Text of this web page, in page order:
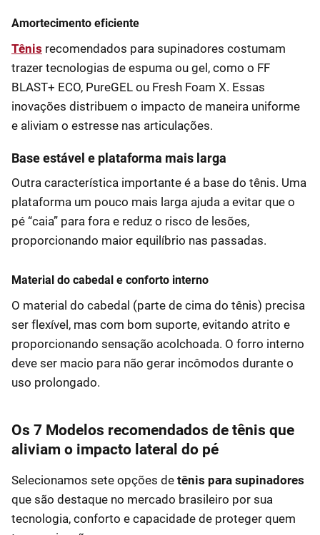
Amortecimento eficiente
Tênis recomendados para supinadores costumam
trazer tecnologias de espuma ou gel, como o FF
BLAST+ ECO, PureGEL ou Fresh Foam X. Essas
inovações distribuem o impacto de maneira uniforme
e aliviam o estresse nas articulações.
Base estável e plataforma mais larga
Outra característica importante é a base do tênis. Uma
plataforma um pouco mais larga ajuda a evitar que o
pé “caia” para fora e reduz o risco de lesões,
proporcionando maior equilíbrio nas passadas.
Material do cabedal e conforto interno
O material do cabedal (parte de cima do tênis) precisa
ser flexível, mas com bom suporte, evitando atrito e
proporcionando sensação acolchoada. O forro interno
deve ser macio para não gerar incômodos durante o
uso prolongado.
Os 7 Modelos recomendados de tênis que
aliviam o impacto lateral do pé
Selecionamos sete opções de tênis para supinadores
que são destaque no mercado brasileiro por sua
tecnologia, conforto e capacidade de proteger quem